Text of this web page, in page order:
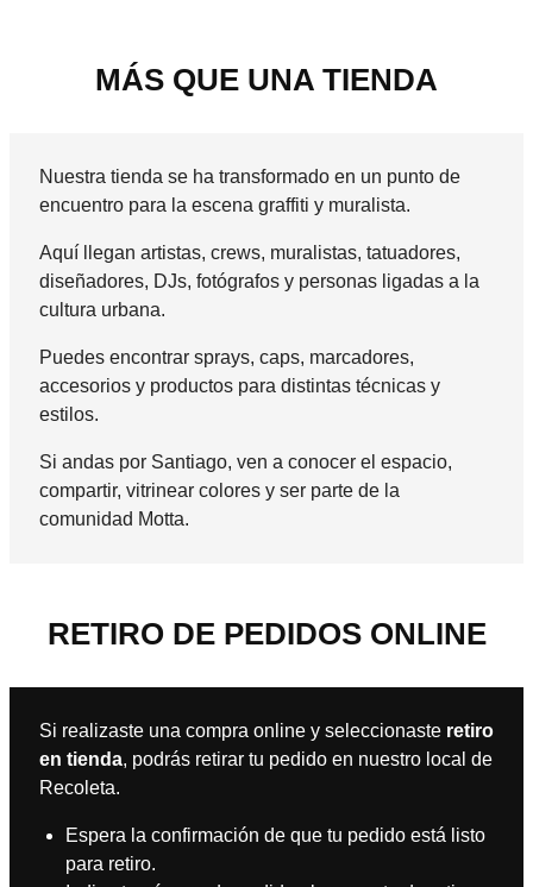
MÁS QUE UNA TIENDA
Nuestra tienda se ha transformado en un punto de
encuentro para la escena graffiti y muralista.
Aquí llegan artistas, crews, muralistas, tatuadores,
diseñadores, DJs, fotógrafos y personas ligadas a la
cultura urbana.
Puedes encontrar sprays, caps, marcadores,
accesorios y productos para distintas técnicas y
estilos.
Si andas por Santiago, ven a conocer el espacio,
compartir, vitrinear colores y ser parte de la
comunidad Motta.
RETIRO DE PEDIDOS ONLINE
Si realizaste una compra online y seleccionaste retiro
en tienda, podrás retirar tu pedido en nuestro local de
Recoleta.
Espera la confirmación de que tu pedido está listo
para retiro.